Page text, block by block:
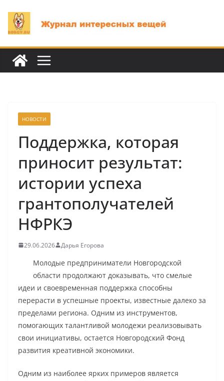
содержимому
НОВОСТИ
Поддержка, которая
приносит результат:
истории успеха
грантополучателей
НФРКЭ
29.06.2026 Дарья Егорова
Молодые предприниматели Новгородской
области продолжают доказывать, что смелые
идеи и своевременная поддержка способны
перерасти в успешные проекты, известные далеко за
пределами региона. Одним из инструментов,
помогающих талантливой молодежи реализовывать
свои инициативы, остается Новгородский Фонд
развития креативной экономики.
Одним из наиболее ярких примеров является